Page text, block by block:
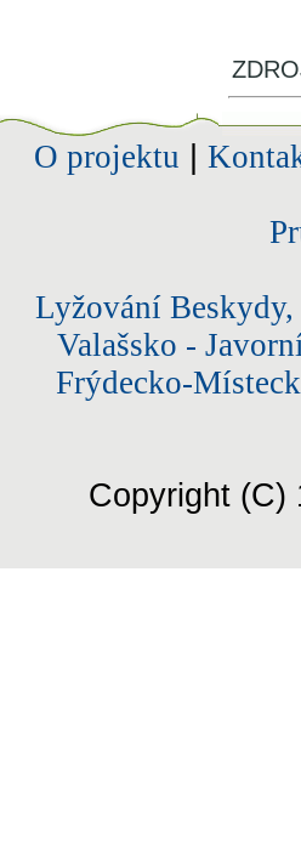
O projektu
Lyžování
Valašsko -
Frýdecko-
Copyright (C)